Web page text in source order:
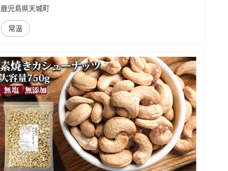
鹿児島県天城町
常温